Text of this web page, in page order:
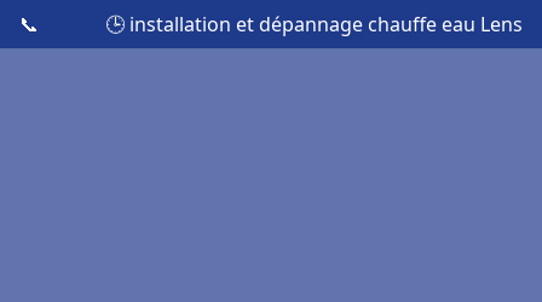
📞 🕒 installation et dépannage chauffe eau Lens